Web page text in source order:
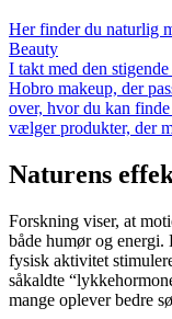
Her finder du naturlig
Beauty
I takt med den
Hobro makeup, der
over, hvor du kan
vælger produkter, der
Naturens
Forskning viser, at
både humør og
fysisk aktivitet
såkaldte
mange oplever bedre